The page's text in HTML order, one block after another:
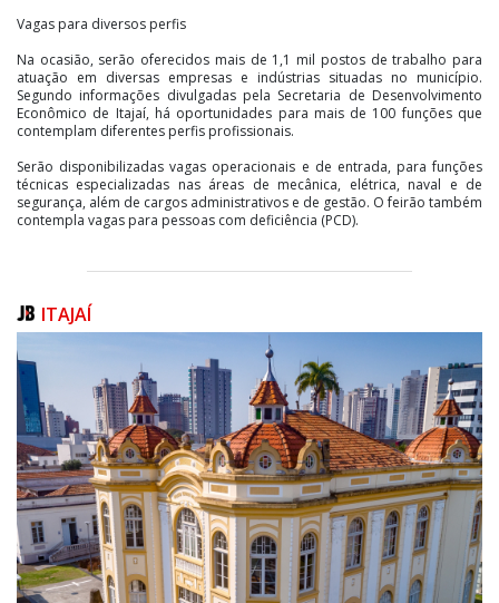
Vagas para diversos perfis
Na ocasião, serão oferecidos mais de 1,1 mil postos de trabalho para
atuação em diversas empresas e indústrias situadas no município.
Segundo informações divulgadas pela Secretaria de Desenvolvimento
Econômico de Itajaí, há oportunidades para mais de 100 funções que
contemplam diferentes perfis profissionais.
Serão disponibilizadas vagas operacionais e de entrada, para funções
técnicas especializadas nas áreas de mecânica, elétrica, naval e de
segurança, além de cargos administrativos e de gestão. O feirão também
contempla vagas para pessoas com deficiência (PCD).
Uma delas é uma palestra com orientações práticas sobre elaboração
de currículos e postura do trabalhador durante a participação em
entrevistas. A atividade acontece às 8h. Além disso, o Feirão contará com
equipes especializadas para auxiliar na elaboração e impressão de
currículos durante o evento.
Inscrições
Interessados em participar do Feirão de Empregos de Itajaí podem
realizar inscrição antecipada na plataforma Sympla. Ao realizarem esta
ação, os trabalhadores terão acesso prioritário nas atividades do
evento.
ITAJAÍ